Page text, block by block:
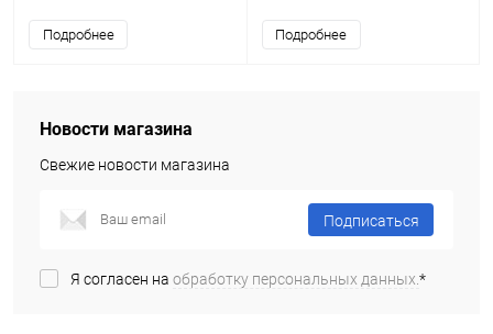
Подробнее Подробнее
Новости магазина
Свежие новости магазина
Подписаться
Я согласен на обработку персональных данных.*